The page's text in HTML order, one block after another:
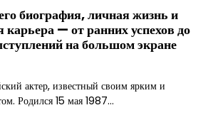
биография, личная жизнь и
карьера — от ранних успехов до
на большом экране
актер, известный своим ярким и
Родился 15 мая 1987…